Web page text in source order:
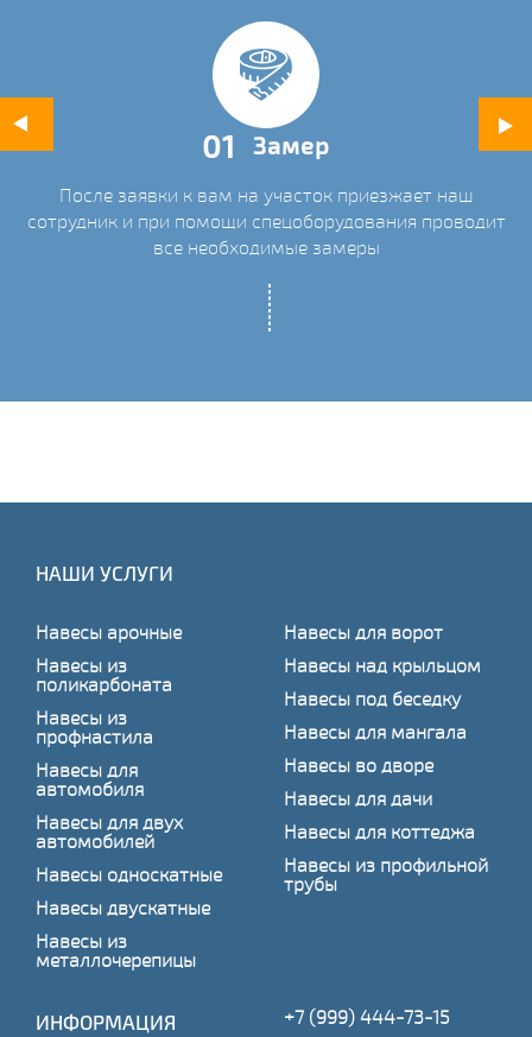
01 Замер
После заявки к вам на участок приезжает наш
сотрудник и при помощи спецоборудования проводит
все необходимые замеры
НАШИ УСЛУГИ
Навесы арочные
Навесы из
поликарбоната
Навесы из
профнастила
Навесы для
автомобиля
Навесы для двух
автомобилей
Навесы односкатные
Навесы двускатные
Навесы из
металлочерепицы
Навесы для ворот
Навесы над крыльцом
Навесы под беседку
Навесы для мангала
Навесы во дворе
Навесы для дачи
Навесы для коттеджа
Навесы из профильной
трубы
ИНФОРМАЦИЯ +7 (999) 444-73-15